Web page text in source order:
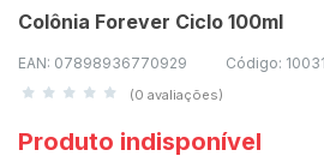
Colônia Forever Ciclo 100ml
EAN: 07898936770929 Código:
(0 avaliações)
Produto indisponível